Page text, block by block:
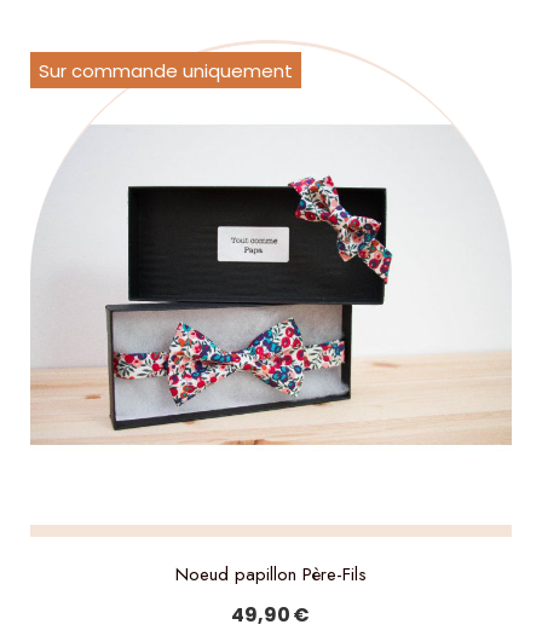
Sur commande uniquement
Noeud papillon Père-Fils
49,90€